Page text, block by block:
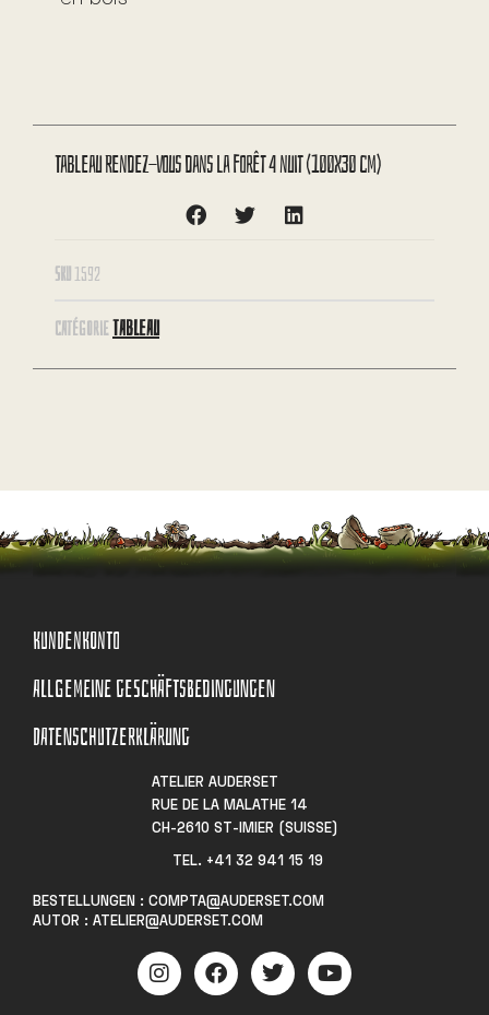
Tableau Rendez-vous dans la forêt 4 nuit (100X30 cm)
SKU 1592
CATÉGORIETABLEAU
KUNDENKONTO
ALLGEMEINE GESCHÄFTSBEDINGUNGEN
DATENSCHUTZERKLÄRUNG
ATELIER AUDERSET
RUE DE LA MALATHE 14
CH-2610 ST-IMIER (SUISSE)
TEL. +41 32 941 15 19​
BESTELLUNGEN : COMPTA@AUDERSET.COM
AUTOR : ATELIER@AUDERSET.COM